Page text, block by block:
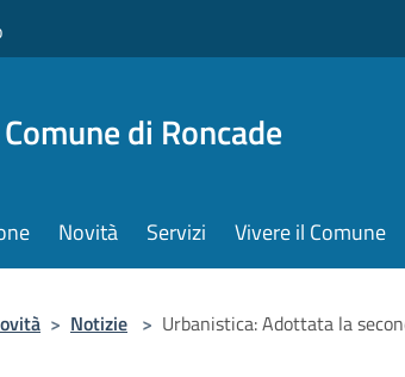
Comune di Roncade
Novità Servizi Vivere il Comune
> Notizie > Urbanistica: Adottata la